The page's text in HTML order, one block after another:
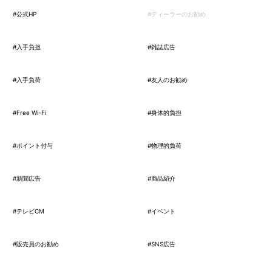
#公式HP #ディーラーのお勧め
#入手負担 #雑誌広告
#入手負荷 #友人のお勧め
#Free Wi-Fi #身体的負担
#ポイント付与 #物理的負荷
#新聞広告 #商品紹介
#テレビCM #イベント
#販売員のお勧め #SNS広告